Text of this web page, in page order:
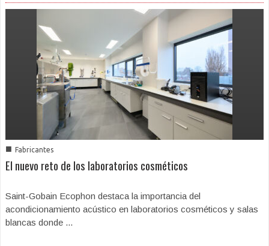
■ Fabricantes
El nuevo reto de los laboratorios cosméticos
Saint-Gobain Ecophon destaca la importancia del
acondicionamiento acústico en laboratorios cosméticos y salas
blancas donde ...